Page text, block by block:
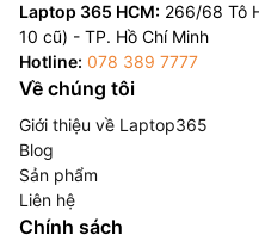
Laptop 365 HCM: 266/68 Tô
10 cũ) - TP. Hồ Chí Minh
Hotline: 078 389 7777
Về chúng tôi
Giới thiệu về Laptop365
Blog
Sản phẩm
Liên hệ
Chính sách